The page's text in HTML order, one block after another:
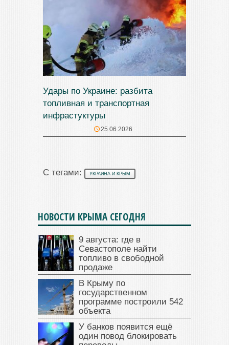
Удары по Украине: разбита
топливная и транспортная
инфрастуктуры
25.06.2026
С тегами: УКРАИНА И КРЫМ
НОВОСТИ КРЫМА СЕГОДНЯ
9 августа: где в
Севастополе найти
топливо в свободной
продаже
В Крыму по
государственном
программе построили 542
объекта
У банков появится ещё
один повод блокировать